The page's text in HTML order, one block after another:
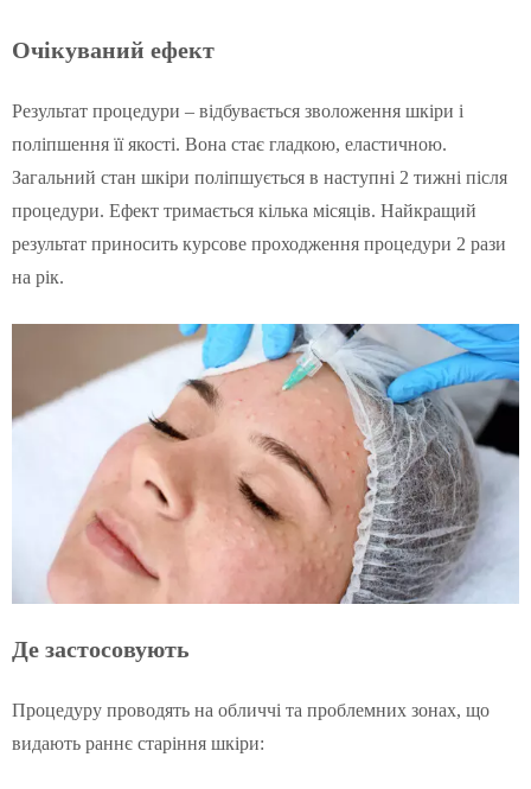
Очікуваний ефект
Результат процедури – відбувається зволоження шкіри і
поліпшення її якості. Вона стає гладкою, еластичною.
Загальний стан шкіри поліпшується в наступні 2 тижні після
процедури. Ефект тримається кілька місяців. Найкращий
результат приносить курсове проходження процедури 2 рази
на рік.
Де застосовують
Процедуру проводять на обличчі та проблемних зонах, що
видають раннє старіння шкіри: